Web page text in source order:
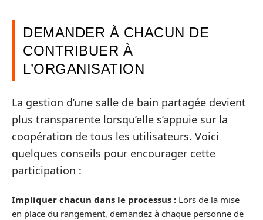
DEMANDER À CHACUN DE
CONTRIBUER À
L’ORGANISATION
La gestion d’une salle de bain partagée devient
plus transparente lorsqu’elle s’appuie sur la
coopération de tous les utilisateurs. Voici
quelques conseils pour encourager cette
participation :
Impliquer chacun dans le processus : Lors de la mise
en place du rangement, demandez à chaque personne de